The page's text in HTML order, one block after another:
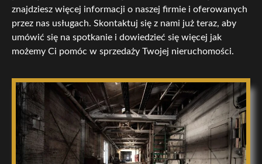
znajdziesz więcej informacji o naszej firmie i oferowanych
przez nas usługach. Skontaktuj się z nami już teraz, aby
umówić się na spotkanie i dowiedzieć się więcej jak
możemy Ci pomóc w sprzedaży Twojej nieruchomości.